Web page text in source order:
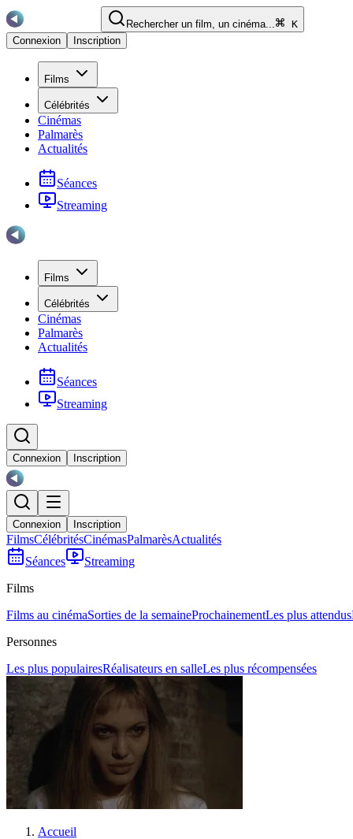
Rechercher un film, un cinéma...
K
Connexion
Inscription
Films
Célébrités
Cinémas
Palmarès
Actualités
Séances
Streaming
Films
Célébrités
Cinémas
Palmarès
Actualités
Séances
Streaming
Connexion Inscription
Connexion Inscription
FilmsCélébritésCinémasPalmarèsActualités
Séances
Streaming
Films
Films au cinémaSorties de la semaineProchainementLes plus attendus
Personnes
Les plus populairesRéalisateurs en salleLes plus récompensées
Accueil